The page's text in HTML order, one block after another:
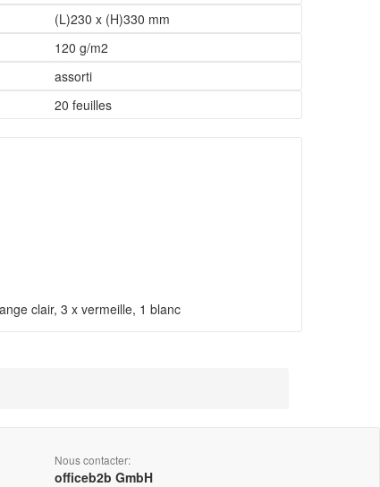
(L)230 x (H)330 mm
120 g/m2
assorti
20 feuilles
clair, 3 x vermeille, 1 blanc
Nous contacter:
officeb2b GmbH